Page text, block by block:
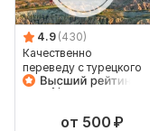
4.9 (430)
Качественно
переведу с турецкого
и на турецкий
от 500 ₽